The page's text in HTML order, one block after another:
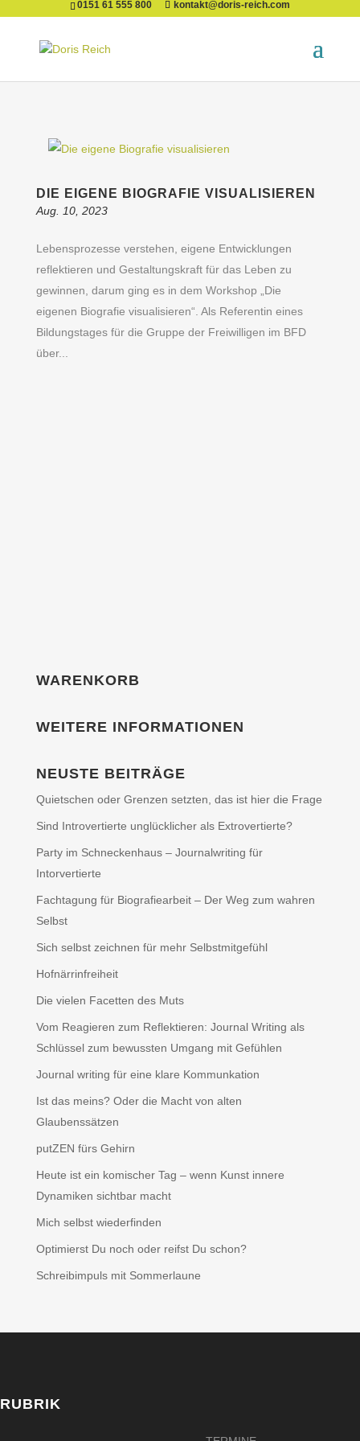
0151 61 555 800 kontakt@doris-reich.com
DIE EIGENE BIOGRAFIE VISUALISIEREN
Aug. 10, 2023
Lebensprozesse verstehen, eigene Entwicklungen
reflektieren und Gestaltungskraft für das Leben zu
gewinnen, darum ging es in dem Workshop „Die
eigenen Biografie visualisieren“. Als Referentin eines
Bildungstages für die Gruppe der Freiwilligen im BFD
über...
WARENKORB
WEITERE INFORMATIONEN
NEUSTE BEITRÄGE
Quietschen oder Grenzen setzten, das ist hier die Frage
Sind Introvertierte unglücklicher als Extrovertierte?
Party im Schneckenhaus – Journalwriting für
Intorvertierte
Fachtagung für Biografiearbeit – Der Weg zum wahren
Selbst
Sich selbst zeichnen für mehr Selbstmitgefühl
Hofnärrinfreiheit
Die vielen Facetten des Muts
Vom Reagieren zum Reflektieren: Journal Writing als
Schlüssel zum bewussten Umgang mit Gefühlen
Journal writing für eine klare Kommunkation
Ist das meins? Oder die Macht von alten
Glaubenssätzen
putZEN fürs Gehirn
Heute ist ein komischer Tag – wenn Kunst innere
Dynamiken sichtbar macht
Mich selbst wiederfinden
Optimierst Du noch oder reifst Du schon?
Schreibimpuls mit Sommerlaune
RUBRIK